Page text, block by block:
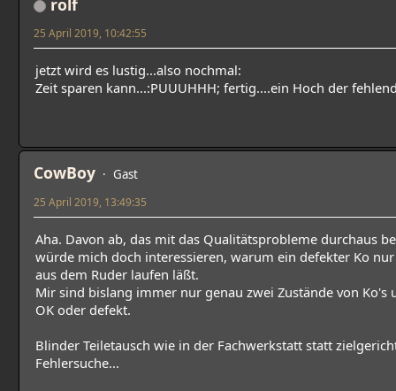
rolf
25 April 2019, 10:42:55
jetzt wird es lustig...also nochmal:
Zeit sparen kann...:PUUUHHH; fertig....ein Hoch der
CowBoy Gast
25 April 2019, 13:49:35
Aha. Davon ab, das mit das Qualitätsprobleme durchaus
würde mich doch interessieren, warum ein defekter Ko
aus dem Ruder laufen läßt.
Mir sind bislang immer nur genau zwei Zustände von Ko's
OK oder defekt.
Blinder Teiletausch wie in der Fachwerkstatt statt
Fehlersuche...